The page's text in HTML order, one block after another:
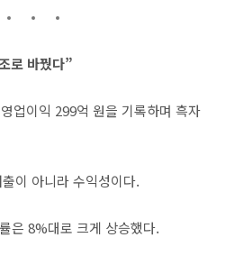
로 바꿨다”
업이익 299억 원을 기록하며 흑자
이 아니라 수익성이다.
은 8%대로 크게 상승했다.